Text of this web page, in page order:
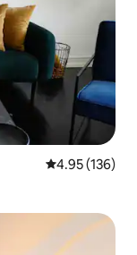
從 136 則評價
4.95 (136)